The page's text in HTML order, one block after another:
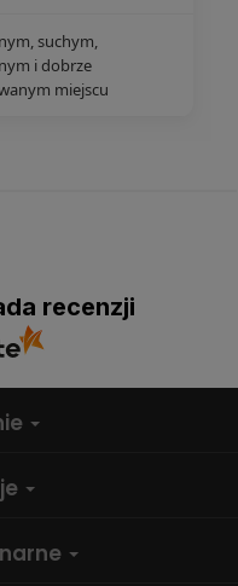
suchym,
i dobrze
miejscu
recenzji